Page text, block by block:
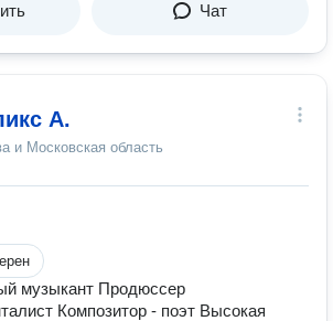
Чат
А.
и Московская область
музыкант Продюссер
Композитор - поэт Высокая